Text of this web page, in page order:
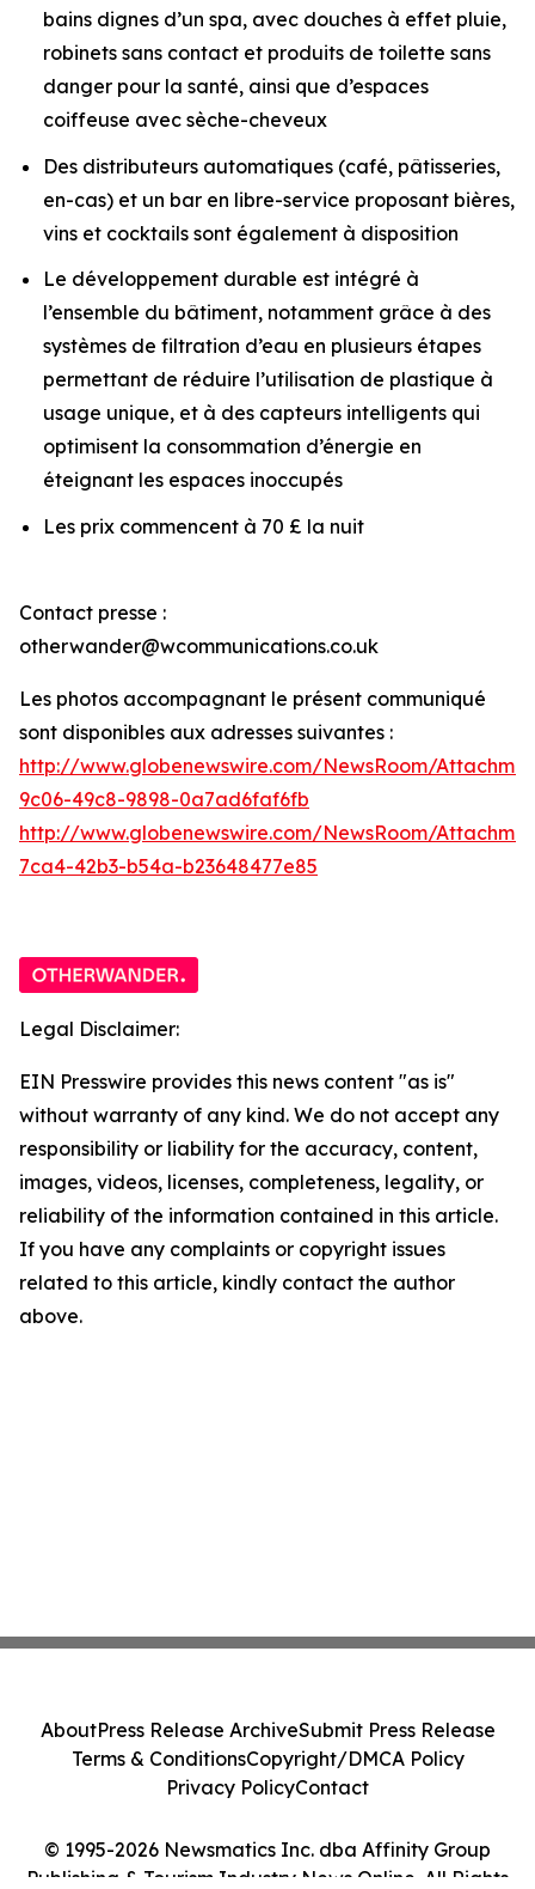
bains dignes d’un spa, avec douches à effet pluie,
robinets sans contact et produits de toilette sans
danger pour la santé, ainsi que d’espaces
coiffeuse avec sèche-cheveux
Des distributeurs automatiques (café, pâtisseries,
en-cas) et un bar en libre-service proposant bières,
vins et cocktails sont également à disposition
Le développement durable est intégré à
l’ensemble du bâtiment, notamment grâce à des
systèmes de filtration d’eau en plusieurs étapes
permettant de réduire l’utilisation de plastique à
usage unique, et à des capteurs intelligents qui
optimisent la consommation d’énergie en
éteignant les espaces inoccupés
Les prix commencent à 70 £ la nuit
Contact presse :
otherwander@wcommunications.co.uk
Les photos accompagnant le présent communiqué
sont disponibles aux adresses suivantes :
http://www.globenewswire.com/NewsRoom/
9c06-49c8-9898-0a7ad6faf6fb
http://www.globenewswire.com/NewsRoom/
7ca4-42b3-b54a-b23648477e85
Legal Disclaimer:
EIN Presswire provides this news content "as is"
without warranty of any kind. We do not accept any
responsibility or liability for the accuracy, content,
images, videos, licenses, completeness, legality, or
reliability of the information contained in this article.
If you have any complaints or copyright issues
related to this article, kindly contact the author
above.
© 1995-2026 Newsmatics Inc. dba Affinity Group
Publishing & Tourism Industry News Online. All Rights
AboutPress Release ArchiveSubmit Press Release
Terms & ConditionsCopyright/DMCA Policy
Privacy PolicyContact